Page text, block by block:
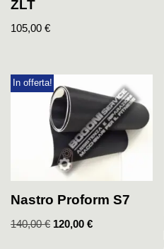
ZLT
105,00 €
In offerta!
Nastro Proform S7
140,00€ 120,00 €